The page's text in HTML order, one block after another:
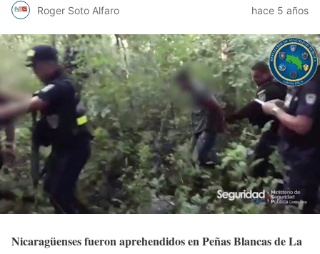
Roger Soto Alfaro hace 5 años
Nicaragüenses fueron aprehendidos en Peñas Blancas de La